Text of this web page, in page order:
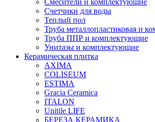
Смесители и комплектующие
Счетчики для воды
Теплый пол
Труба металлопластиковая и
Труба ППР и комплектующие
Унитазы и комплектующие
Керамическая плитка
AXIMA
COLISEUM
ESTIMA
Gracia Ceramica
ITALON
Unitile LIFE
БЕРЕЗА КЕРАМИКА